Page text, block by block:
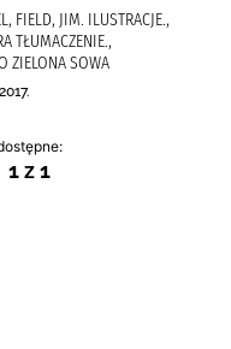
FIELD, JIM. ILUSTRACJE.,
TŁUMACZENIE.,
ZIELONA SOWA
1 z 1